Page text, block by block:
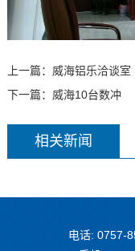
上一篇： 威海铝乐洽谈室
下一篇： 威海10台数冲
相关新闻
电话: 0757-